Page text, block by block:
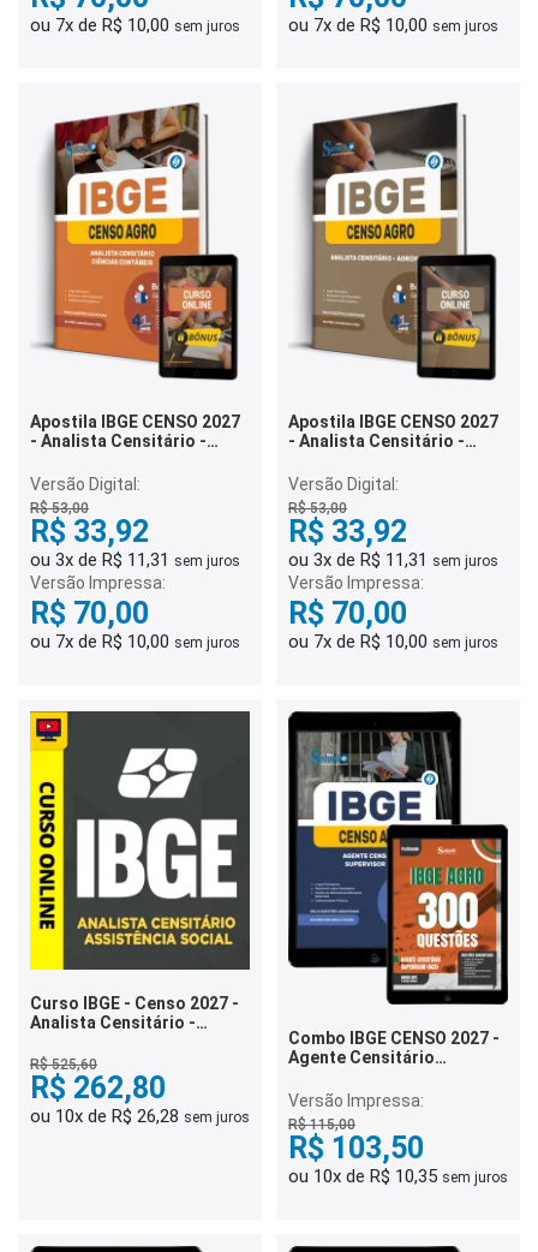
ou 7x de R$ 10,00 sem juros ou 7x de R$ 10,00 sem juros
Apostila IBGE CENSO 2027
- Analista Censitário -
Versão Digital:
R$ 53,00
R$ 33,92
ou 3x de R$ 11,31 sem juros
Versão Impressa:
R$ 70,00
ou 7x de R$ 10,00 sem juros
Apostila IBGE CENSO 2027
- Analista Censitário -
Versão Digital:
R$ 53,00
R$ 33,92
ou 3x de R$ 11,31 sem juros
Versão Impressa:
R$ 70,00
ou 7x de R$ 10,00 sem juros
Curso IBGE - Censo 2027 -
Analista Censitário -
R$ 525,60
R$ 262,80
ou 10x de R$ 26,28 sem juros
Combo IBGE CENSO 2027 -
Agente Censitário
Versão Impressa:
R$ 115,00
R$ 103,50
ou 10x de R$ 10,35 sem juros